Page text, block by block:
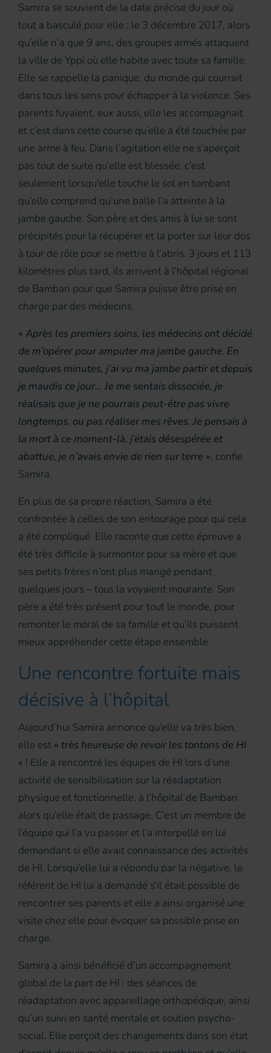
Samira se souvient de la date précise du jour où
tout a basculé pour elle : le 3 décembre 2017, alors
qu’elle n’a que 9 ans, des groupes armés attaquent
la ville de Yppi où elle habite avec toute sa famille.
Elle se rappelle la panique, du monde qui courrait
dans tous les sens pour échapper à la violence. Ses
parents fuyaient, eux aussi, elle les accompagnait
et c’est dans cette course qu’elle a été touchée par
une arme à feu. Dans l’agitation elle ne s’aperçoit
pas tout de suite qu’elle est blessée, c’est
seulement lorsqu’elle touche le sol en tombant
qu’elle comprend qu’une balle l’a atteinte à la
jambe gauche. Son père et des amis à lui se sont
précipités pour la récupérer et la porter sur leur dos
à tour de rôle pour se mettre à l’abris. 3 jours et 113
kilomètres plus tard, ils arrivent à l’hôpital régional
de Bambari pour que Samira puisse être prise en
charge par des médecins.
« Après les premiers soins, les médecins ont décidé
de m’opérer pour amputer ma jambe gauche. En
quelques minutes, j’ai vu ma jambe partir et depuis
je maudis ce jour… Je me sentais dissociée, je
réalisais que je ne pourrais peut-être pas vivre
longtemps, ou pas réaliser mes rêves. Je pensais à
la mort à ce moment-là, j’étais désespérée et
abattue, je n’avais envie de rien sur terre », confie
Samira.
En plus de sa propre réaction, Samira a été
confrontée à celles de son entourage pour qui cela
a été compliqué. Elle raconte que cette épreuve a
été très difficile à surmonter pour sa mère et que
ses petits frères n’ont plus mangé pendant
quelques jours – tous la voyaient mourante. Son
père a été très présent pour tout le monde, pour
remonter le moral de sa famille et qu’ils puissent
mieux appréhender cette étape ensemble.
Une rencontre fortuite mais
décisive à l’hôpital
Aujourd’hui Samira annonce qu’elle va très bien,
elle est « très heureuse de revoir les tontons de HI
» ! Elle a rencontré les équipes de HI lors d’une
activité de sensibilisation sur la réadaptation
physique et fonctionnelle, à l’hôpital de Bambari
alors qu’elle était de passage. C’est un membre de
l’équipe qui l’a vu passer et l’a interpellé en lui
demandant si elle avait connaissance des activités
de HI. Lorsqu’elle lui a répondu par la négative, le
référent de HI lui a demandé s’il était possible de
rencontrer ses parents et elle a ainsi organisé une
visite chez elle pour évoquer sa possible prise en
charge.
Samira a ainsi bénéficié d’un accompagnement
global de la part de HI : des séances de
réadaptation avec appareillage orthopédique, ainsi
qu’un suivi en santé mentale et soutien psycho-
social. Elle perçoit des changements dans son état